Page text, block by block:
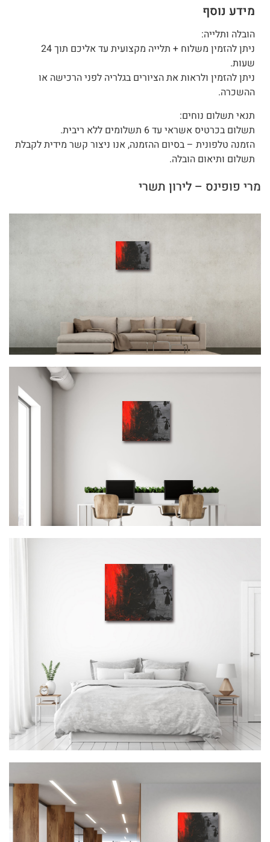
מידע נוסף
הובלה ותלייה:
ניתן להזמין משלוח + תלייה מקצועית עד אליכם תוך 24
שעות.
ניתן להזמין ולראות את הציורים בגלריה לפני הרכישה או
ההשכרה.
תנאי תשלום נוחים:
תשלום בכרטיס אשראי עד 6 תשלומים ללא ריבית.
הזמנה טלפונית – בסיום ההזמנה, אנו ניצור קשר מידית לקבלת
תשלום ותיאום הובלה.
מרי פופינס – לירון תשרי